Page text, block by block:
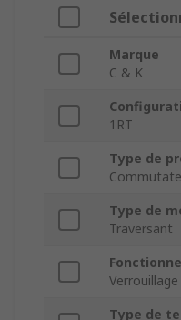
Marque
C & K
1RT
Type de
Type de
Traversant
Verrouillage
Type de